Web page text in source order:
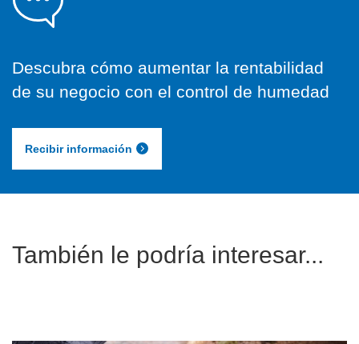
Descubra cómo aumentar la rentabilidad
de su negocio con el control de humedad
Recibir información
También le podría interesar...